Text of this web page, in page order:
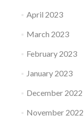
April 2023
March 2023
February 2023
January 2023
December 2022
November 2022